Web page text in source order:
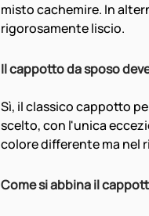
misto cachemire. In
rigorosamente liscio.
Il cappotto da sposo
Sì, il classico cappotto
scelto, con l'unica
colore differente ma nel
Come si abbina il